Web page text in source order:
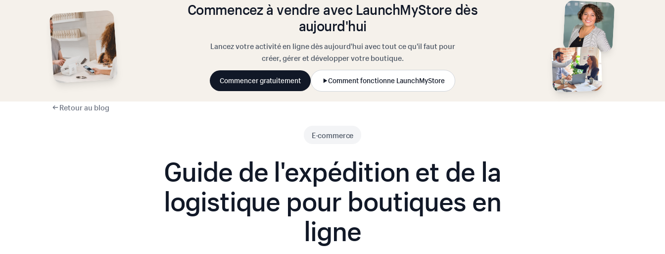
Commencez à vendre avec LaunchMyStore dès
aujourd'hui
Lancez votre activité en ligne dès aujourd'hui avec tout ce qu'il faut pour
créer, gérer et développer votre boutique.
Commencer gratuitement Comment fonctionne LaunchMyStore
Retour au blog
E-commerce
Guide de l'expédition et de la
logistique pour boutiques en
ligne